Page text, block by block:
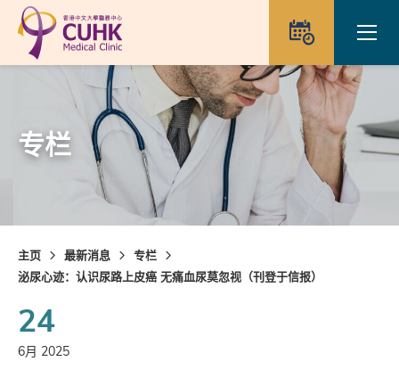
Skip to main content
预约
专栏
主页 最新消息
专栏
泌尿心迹：认识尿路上皮癌 无痛血尿莫忽视（刊登于信报）
24
6月 2025